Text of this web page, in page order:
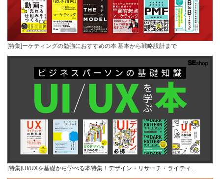
[特集]ーケティングの勉強におすすめの本 基本から戦略設計まで
[特集]UI/UXを基礎から学べる本特集！デザイン・リサーチ・ライティ…